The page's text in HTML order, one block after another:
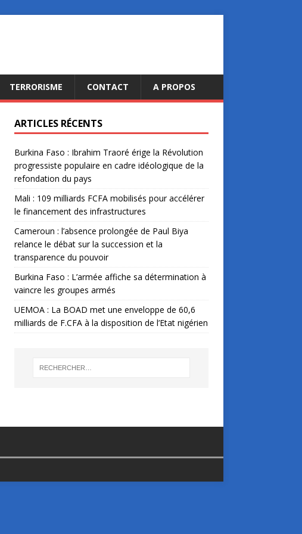
TERRORISME CONTACT A PROPOS
ARTICLES RÉCENTS
Burkina Faso : Ibrahim Traoré érige la Révolution
progressiste populaire en cadre idéologique de la
refondation du pays
Mali : 109 milliards FCFA mobilisés pour accélérer
le financement des infrastructures
Cameroun : l’absence prolongée de Paul Biya
relance le débat sur la succession et la
transparence du pouvoir
Burkina Faso : L’armée affiche sa détermination à
vaincre les groupes armés
UEMOA : La BOAD met une enveloppe de 60,6
milliards de F.CFA à la disposition de l’Etat nigérien